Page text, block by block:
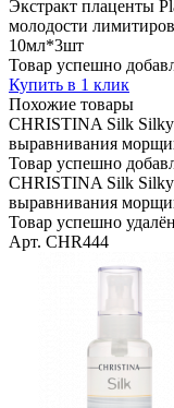
Экстракт плаценты
молодости
10мл*3шт
Товар успешно
Купить в 1 клик
Похожие товары
CHRISTINA Silk Silky
выравнивания
Товар успешно
CHRISTINA Silk Silky
выравнивания
Товар успешно
Арт. CHR444